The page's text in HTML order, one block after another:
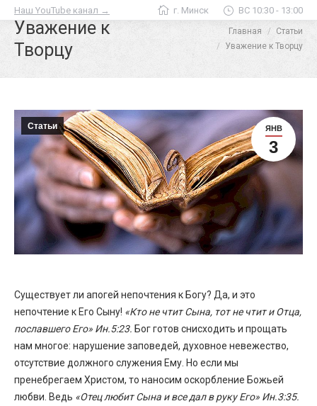
Наш YouTube канал → г. Минск ВС 10:30 - 13:00
Уважение к
Творцу
Главная
Статьи
Уважение к Творцу
ЯНВ
3
Статьи
Существует ли апогей непочтения к Богу? Да, и это
непочтение к Его Сыну! «Кто не чтит Сына, тот не чтит и Отца,
пославшего Его» Ин.5:23. Бог готов снисходить и прощать
нам многое: нарушение заповедей, духовное невежество,
отсутствие должного служения Ему. Но если мы
пренебрегаем Христом, то наносим оскорбление Божьей
любви. Ведь «Отец любит Сына и все дал в руку Его» Ин.3:35.